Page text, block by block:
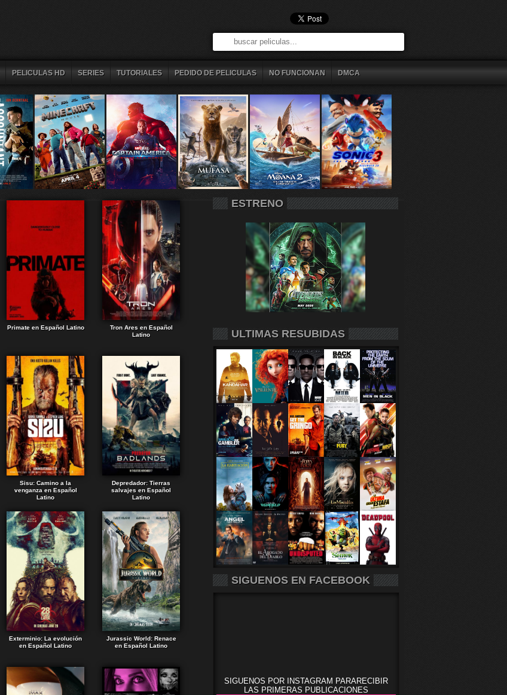
PELICULAS HD SERIES TUTORIALES PEDIDO DE PELICULAS NO FUNCIONAN DMCA
Primate en Español Latino
Tron Ares en Español
Latino
Sisu: Camino a la
venganza en Español
Latino
Depredador: Tierras
salvajes en Español
Latino
Exterminio: La evolución
en Español Latino
Jurassic World: Renace
en Español Latino
ESTRENO
ULTIMAS RESUBIDAS
SIGUENOS EN FACEBOOK
SIGUENOS POR INSTAGRAM PARARECIBIR
LAS PRIMERAS PUBLICACIONES